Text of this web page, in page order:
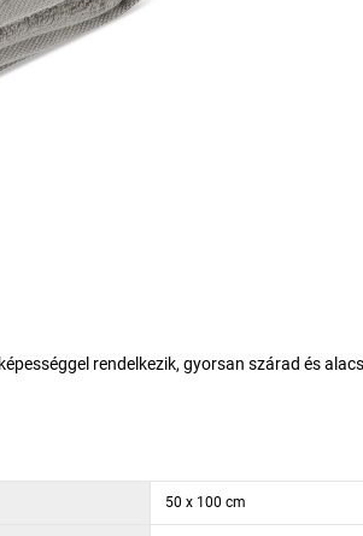
rendelkezik, gyorsan szárad és
50 x 100 cm